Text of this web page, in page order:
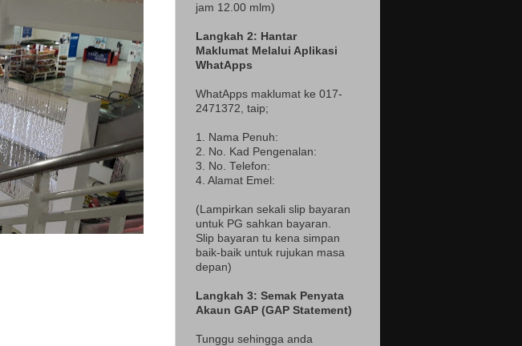
jam 12.00 mlm)
Langkah 2: Hantar
Maklumat Melalui Aplikasi
WhatApps
WhatApps maklumat ke 017-
2471372 , taip;
1. Nama Penuh:
2. No. Kad Pengenalan:
3. No. Telefon:
4. Alamat Emel:
(Lampirkan sekali slip bayaran
untuk PG sahkan bayaran.
Slip bayaran tu kena simpan
baik-baik untuk rujukan masa
depan)
Langkah 3: Semak Penyata
Akaun GAP (GAP Statement)
Tunggu sehingga anda